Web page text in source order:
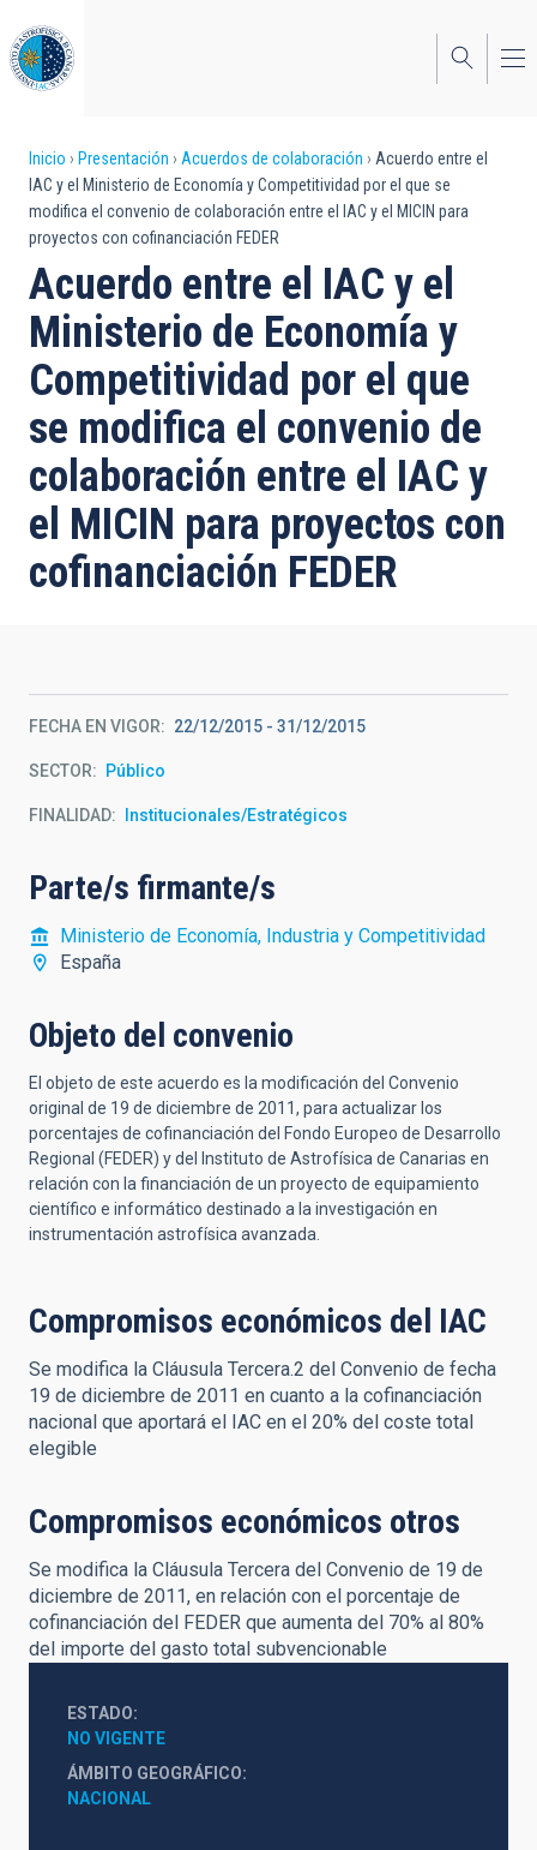
al
contenido
principal
Sobrescribir
enlaces
de
ayuda
a
la
navegación
Inicio Presentación Acuerdos de colaboración
Acuerdo entre el
IAC y el Ministerio de Economía y Competitividad por el que se
modifica el convenio de colaboración entre el IAC y el MICIN para
proyectos con cofinanciación FEDER
Acuerdo entre el IAC y el
Ministerio de Economía y
Competitividad por el que
se modifica el convenio de
colaboración entre el IAC y
el MICIN para proyectos con
cofinanciación FEDER
FECHA EN VIGOR 22/12/2015 - 31/12/2015
SECTOR Público
FINALIDAD Institucionales/Estratégicos
Parte/s firmante/s
Ministerio de Economía, Industria y Competitividad
España
Objeto del convenio
El objeto de este acuerdo es la modificación del Convenio
original de 19 de diciembre de 2011, para actualizar los
porcentajes de cofinanciación del Fondo Europeo de Desarrollo
Regional (FEDER) y del Instituto de Astrofísica de Canarias en
relación con la financiación de un proyecto de equipamiento
científico e informático destinado a la investigación en
instrumentación astrofísica avanzada.
Compromisos económicos del IAC
Se modifica la Cláusula Tercera.2 del Convenio de fecha
19 de diciembre de 2011 en cuanto a la cofinanciación
nacional que aportará el IAC en el 20% del coste total
elegible
Compromisos económicos otros
Se modifica la Cláusula Tercera del Convenio de 19 de
diciembre de 2011, en relación con el porcentaje de
cofinanciación del FEDER que aumenta del 70% al 80%
del importe del gasto total subvencionable
ESTADO
NO VIGENTE
ÁMBITO GEOGRÁFICO
NACIONAL